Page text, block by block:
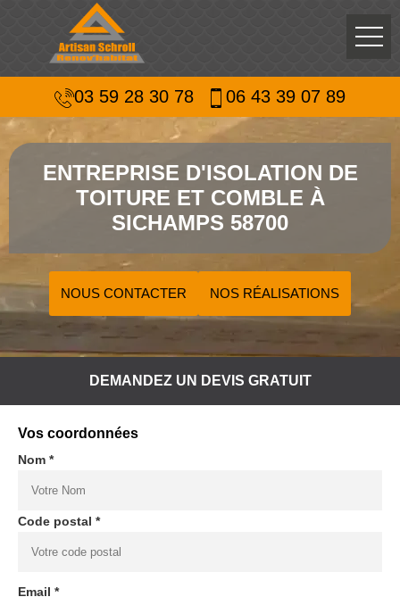
03 59 28 30 78 06 43 39 07 89
ENTREPRISE D'ISOLATION DE
TOITURE ET COMBLE À
SICHAMPS 58700
NOUS CONTACTER NOS RÉALISATIONS
DEMANDEZ UN DEVIS GRATUIT
Vos coordonnées
Nom *
Code postal *
Email *